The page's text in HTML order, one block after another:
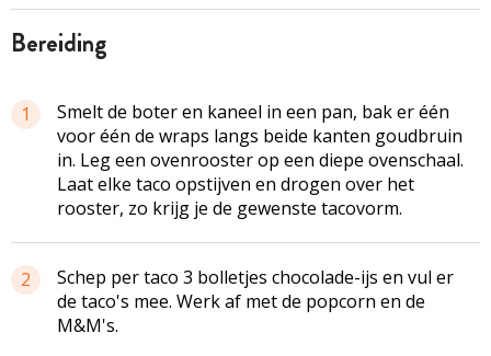
bereiding
1
Smelt de boter en kaneel in een pan, bak er één
voor één de wraps langs beide kanten goudbruin
in. Leg een ovenrooster op een diepe ovenschaal.
Laat elke taco opstijven en drogen over het
rooster, zo krijg je de gewenste tacovorm.
2
Schep per taco 3 bolletjes chocolade-ijs en vul er
de taco's mee. Werk af met de popcorn en de
M&M's.